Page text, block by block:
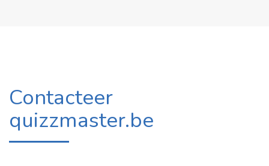
Contacteer
quizzmaster.be